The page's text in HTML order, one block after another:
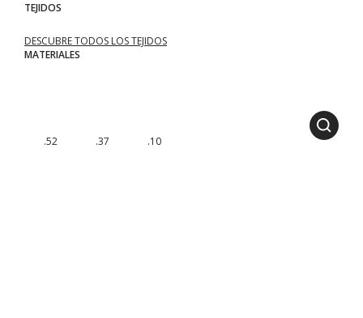
TEJIDOS
DESCUBRE TODOS LOS TEJIDOS
MATERIALES
.52 .37 .10